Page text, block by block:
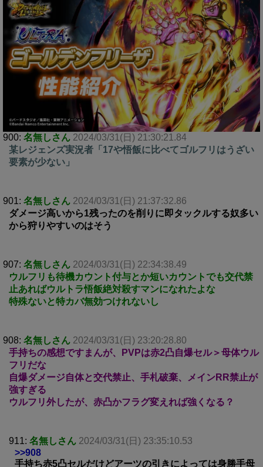
900: 名無しさん 2024/03/31(日) 21:30:21.84
某レジェンズ実況者「17や悟飯に比べてゴルフリはうざい
要素が少ない」
901: 名無しさん 2024/03/31(日) 21:37:32.86
ダメージ高いから1残ったのを削りに即タックルする奴多い
から狩りやすいのはそう
907: 名無しさん 2024/03/31(日) 22:34:38.49
ウルフリも待機カウント付与とか短いカウントでも交代禁
止あればウルトラ悟飯絶対殺すマンになれたよな
特殊ないと特カバ無効つけれないし
908: 名無しさん 2024/03/31(日) 23:20:28.80
手持ちの感想ですまんが、PVPは赤2凸自爆セル＞母体ウル
フリだな
自爆ダメージ自体と交代禁止、手札破棄、メインRR禁止が
強すぎる
ウルフリ外したが、赤凸かフラグ変えれば強くなる？
911: 名無しさん 2024/03/31(日) 23:35:10.53
>>908
手持ち赤5凸セルだけどアーツの引きによっては身勝手母